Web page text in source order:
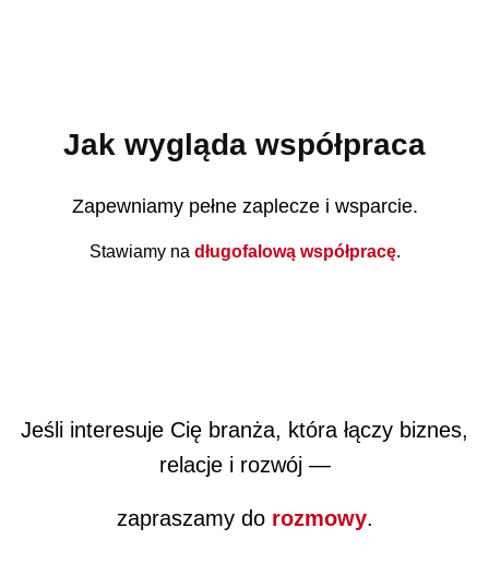
Jak wygląda współpraca
Zapewniamy pełne zaplecze i wsparcie.
Stawiamy na długofalową współpracę.
Jeśli interesuje Cię branża, która łączy biznes,
relacje i rozwój —
zapraszamy do rozmowy.